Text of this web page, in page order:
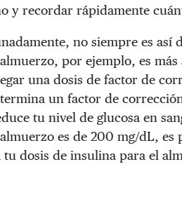
y recordar rápidamente
no siempre es así
por ejemplo, es
una dosis de factor de
un factor de
tu nivel de glucosa en
es de 200 mg/dL, es
dosis de insulina para el